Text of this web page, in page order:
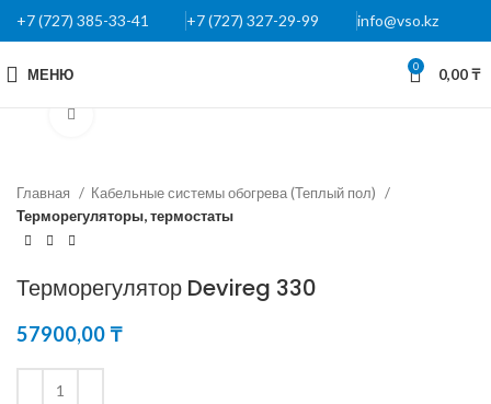
+7 (727) 385-33-41 +7 (727) 327-29-99 info@vso.kz
МЕНЮ 0 0,00₸
Главная
Кабельные системы обогрева (Теплый пол)
Терморегуляторы, термостаты
Терморегулятор Devireg 330
57900,00₸